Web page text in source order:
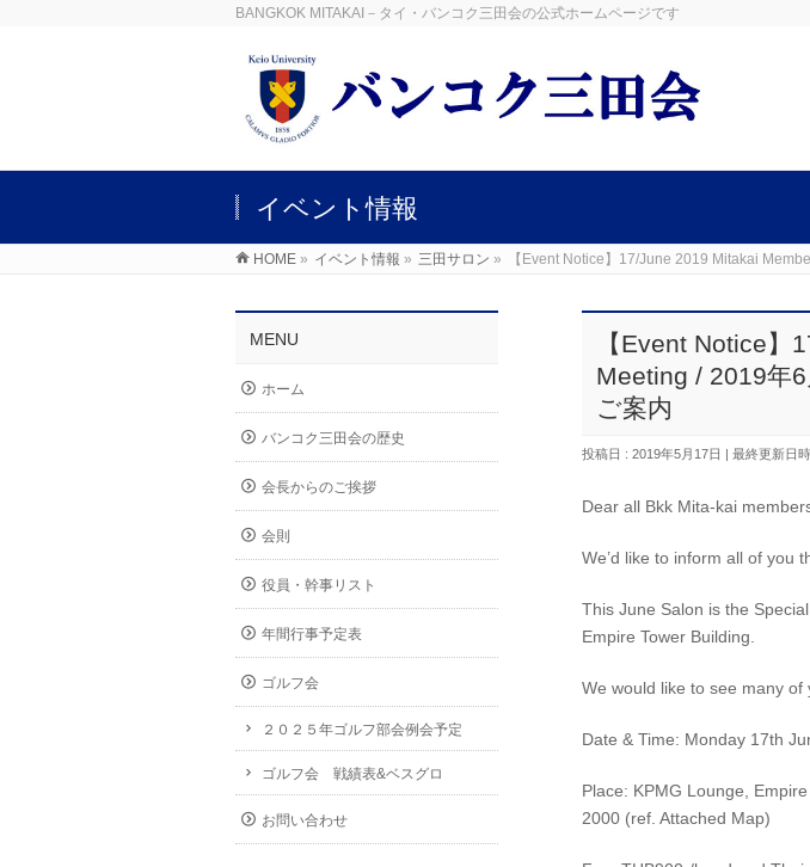
BANGKOK MITAKAI－タイ・バンコク三田会の公式ホームページです
イベント情報
HOME » イベント情報 » 三田サロン » 【Event Notice】17/June 2019 Mitakai
【Event Notice
Meeting / 2019年
ご案内
投稿日 : 2019年5月17日 最終更新日
Dear all Bkk Mita-kai
We’d like to inform all of you
This June Salon is the
Empire Tower Building.
We would like to see many
Date & Time: Monday 17th
Place: KPMG Lounge,
2000 (ref. Attached Map)
MENU
ホーム
バンコク三田会の歴史
会長からのご挨拶
会則
役員・幹事リスト
年間行事予定表
ゴルフ会
２０２５年ゴルフ部会例会予定
ゴルフ会 戦績表&ベスグロ
お問い合わせ